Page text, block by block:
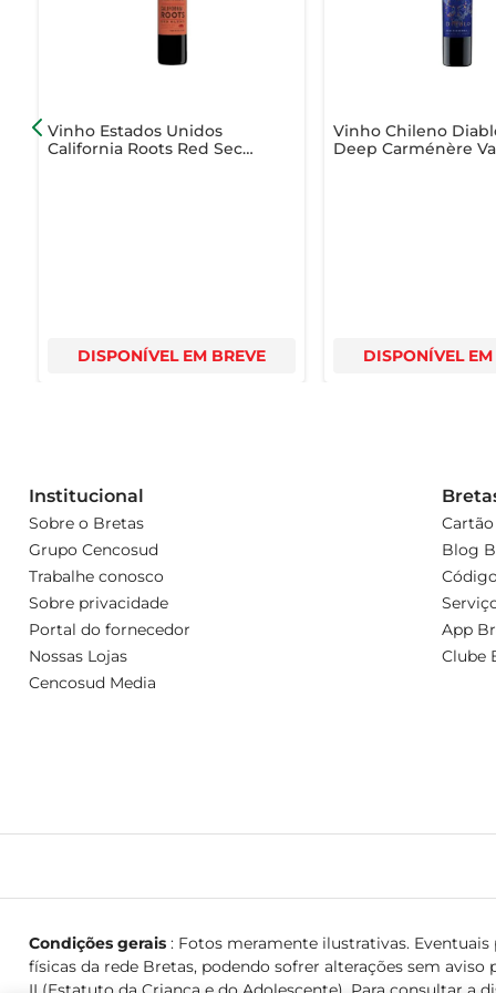
- Tipo: Vinho Tinto
- Variedade: Merlot
- Volume: 750ml
Vinho Estados Unidos
California Roots Red Seco
DISPONÍVEL EM BREVE
Vinho Chileno
Deep Carménère
DISPONÍVEL EM
Institucional
Sobre o Bretas
Grupo Cencosud
Trabalhe conosco
Sobre privacidade
Portal do fornecedor
Nossas Lojas
Cencosud Media
Blog
App
Clube
Condições gerais: Fotos meramente ilustrativas. Eventuais
físicas da rede Bretas, podendo sofrer alterações sem aviso